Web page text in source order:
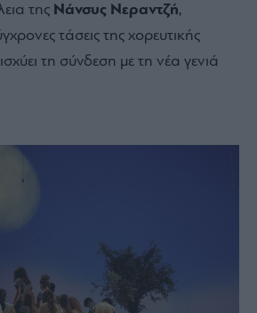
της Νάνσυς Νεραντζή,
τάσεις της χορευτικής
τη σύνδεση με τη νέα γενιά